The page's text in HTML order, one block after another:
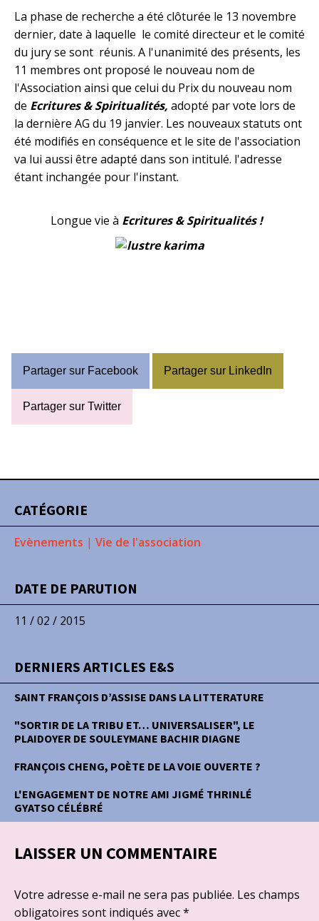
CATÉGORIE
Evènements | Vie de l'association
DATE DE PARUTION
11 / 02 / 2015
DERNIERS ARTICLES E&S
SAINT FRANÇOIS D’ASSISE DANS LA LITTERATURE
"SORTIR DE LA TRIBU ET… UNIVERSALISER", LE
PLAIDOYER DE SOULEYMANE BACHIR DIAGNE
FRANÇOIS CHENG, POÈTE DE LA VOIE OUVERTE ?
L'ENGAGEMENT DE NOTRE AMI JIGMÉ THRINLÉ
GYATSO CÉLÉBRÉ
LAISSER UN COMMENTAIRE
Votre adresse e-mail ne sera pas publiée. Les champs
obligatoires sont indiqués avec*
La phase de recherche a été clôturée le 13 novembre
dernier, date à laquelle le comité directeur et le comité
du jury se sont réunis. A l'unanimité des présents, les
11 membres ont proposé le nouveau nom de
l'Association ainsi que celui du Prix du nouveau nom
de Ecritures & Spiritualités, adopté par vote lors de
la dernière AG du 19 janvier. Les nouveaux statuts ont
été modifiés en conséquence et le site de l'association
va lui aussi être adapté dans son intitulé. l'adresse
étant inchangée pour l'instant.
Longue vie à Ecritures & Spiritualités !
Partager sur Facebook Partager sur LinkedIn
Partager sur Twitter